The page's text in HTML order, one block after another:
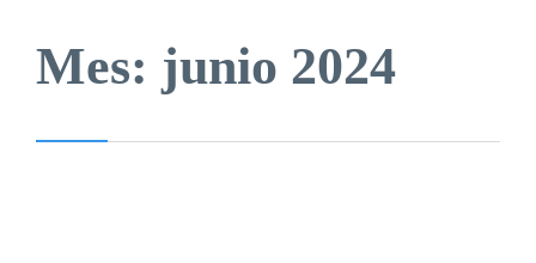
Mes: junio 2024